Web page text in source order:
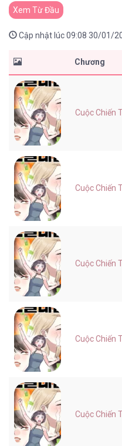
Xem Từ Đầu
Cập nhật lúc 09:08 30/01/
Chương
Cuộc Chiến
Cuộc Chiến
Cuộc Chiến
Cuộc Chiến
Cuộc Chiến